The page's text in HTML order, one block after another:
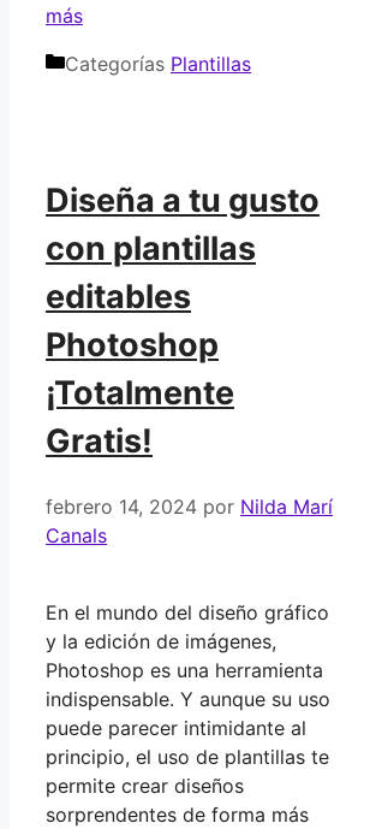
más
Categorías Plantillas
Diseña a tu gusto
con plantillas
editables
Photoshop
¡Totalmente
Gratis!
febrero 14, 2024 por Nilda Marí
Canals
En el mundo del diseño gráfico
y la edición de imágenes,
Photoshop es una herramienta
indispensable. Y aunque su uso
puede parecer intimidante al
principio, el uso de plantillas te
permite crear diseños
sorprendentes de forma más